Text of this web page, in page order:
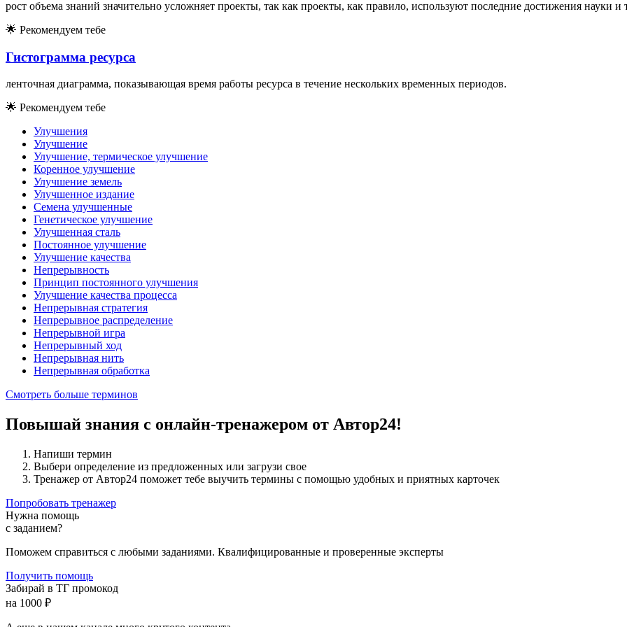
рост объема знаний значительно усложняет проекты, так как проекты, как правило, используют последние достижения науки и
🌟 Рекомендуем тебе
Гистограмма ресурса
ленточная диаграмма, показывающая время работы ресурса в течение нескольких временных периодов.
🌟 Рекомендуем тебе
Улучшения
Улучшение
Улучшение, термическое улучшение
Коренное улучшение
Улучшение земель
Улучшенное издание
Семена улучшенные
Генетическое улучшение
Улучшенная сталь
Постоянное улучшение
Улучшение качества
Непрерывность
Принцип постоянного улучшения
Улучшение качества процесса
Непрерывная стратегия
Непрерывное распределение
Непрерывной игра
Непрерывный ход
Непрерывная нить
Непрерывная обработка
Смотреть больше терминов
Повышай знания с онлайн-тренажером от Автор24!
Напиши термин
Выбери определение из предложенных или загрузи свое
Тренажер от Автор24 поможет тебе выучить термины с помощью удобных и приятных карточек
Попробовать тренажер
Нужна помощь
с заданием?
Поможем справиться с любыми заданиями. Квалифицированные и проверенные эксперты
Получить помощь
Забирай в ТГ промокод
на 1000 ₽